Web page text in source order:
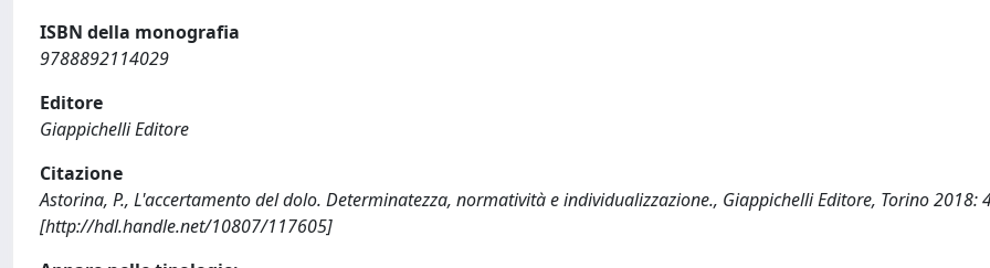
ISBN della monografia
9788892114029
Editore
Giappichelli Editore
Citazione
Astorina, P., L'accertamento del dolo. Determinatezza, normatività e individualizzazione., Giappichelli Editore, Torino 2018:
[http://hdl.handle.net/10807/117605]